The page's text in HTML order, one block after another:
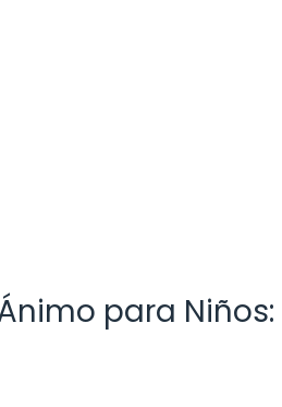
para Niños: